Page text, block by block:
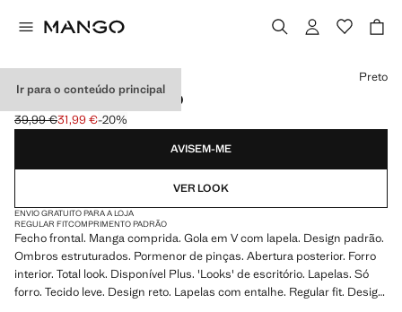
Ir para o conteúdo principal
BLAZER DE FATO JUSTO
Preço inicial riscado [39,99 € ]
39,99 €
Preço atual [31,99 € ]
31,99 €-20%
Selecione uma cor
Preto
AVISEM-ME
VER LOOK
ENVIO GRATUITO PARA A LOJA
REGULAR FITCOMPRIMENTO PADRÃO
Fecho frontal. Manga comprida. Gola em V com lapela. Design padrão.
Ombros estruturados. Pormenor de pinças. Abertura posterior. Forro
interior. Total look. Disponível Plus. 'Looks' de escritório. Lapelas. Só
forro. Tecido leve. Design reto. Lapelas com entalhe. Regular fit. Design